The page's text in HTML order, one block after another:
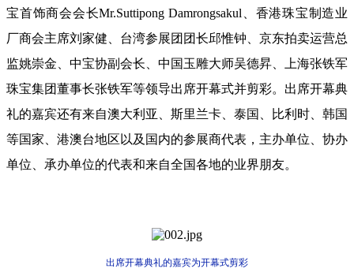
宝首饰商会会长Mr.Suttipong Damrongsakul、香港珠宝制造业
厂商会主席刘家健、台湾参展团团长邱惟钟、京东拍卖运营总
监姚崇金、中宝协副会长、中国玉雕大师吴德昇、上海张铁军
珠宝集团董事长张铁军等领导出席开幕式并剪彩。出席开幕典
礼的嘉宾还有来自澳大利亚、斯里兰卡、泰国、比利时、韩国
等国家、港澳台地区以及国内的参展商代表，主办单位、协办
单位、承办单位的代表和来自全国各地的业界朋友。
出席开幕典礼的嘉宾为开幕式剪彩